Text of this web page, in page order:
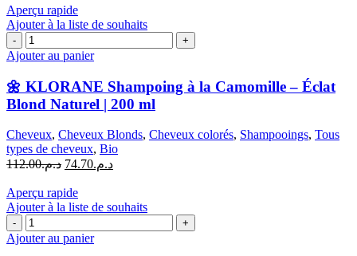
page à
د.م.121.40
Aperçu rapide
Ajouter à la liste de souhaits
quantité
de
KLORANE
Shampoing
à
Camomille
–
Éclat
Naturel
|
200
ml
Ajouter au panier
🌼 KLORANE Shampoing à la Camomille – Éclat
Blond Naturel | 200 ml
Cheveux, Cheveux Blonds, Cheveux colorés, Shampooings, Tous
types de cheveux, Bio
د.م.112.00
Le
initial
était :
د.م.74.70
Le
est :
Aperçu rapide
Ajouter à la liste de souhaits
quantité
de
Ajouter au panier